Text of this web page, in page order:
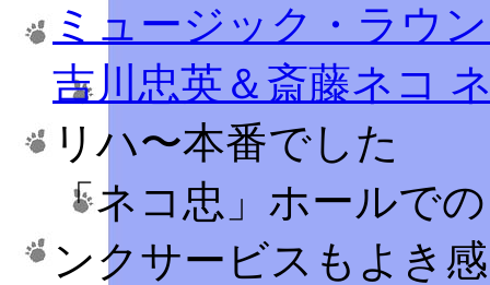
ミュージック・ラウ
吉川忠英＆斎藤ネコ
リハ〜本番でした
「ネコ忠」ホールで
ンクサービスもよき